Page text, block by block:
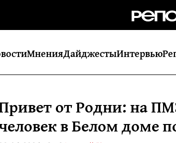
МненияДайджестыИнтервью
от Родни: на
в Белом доме